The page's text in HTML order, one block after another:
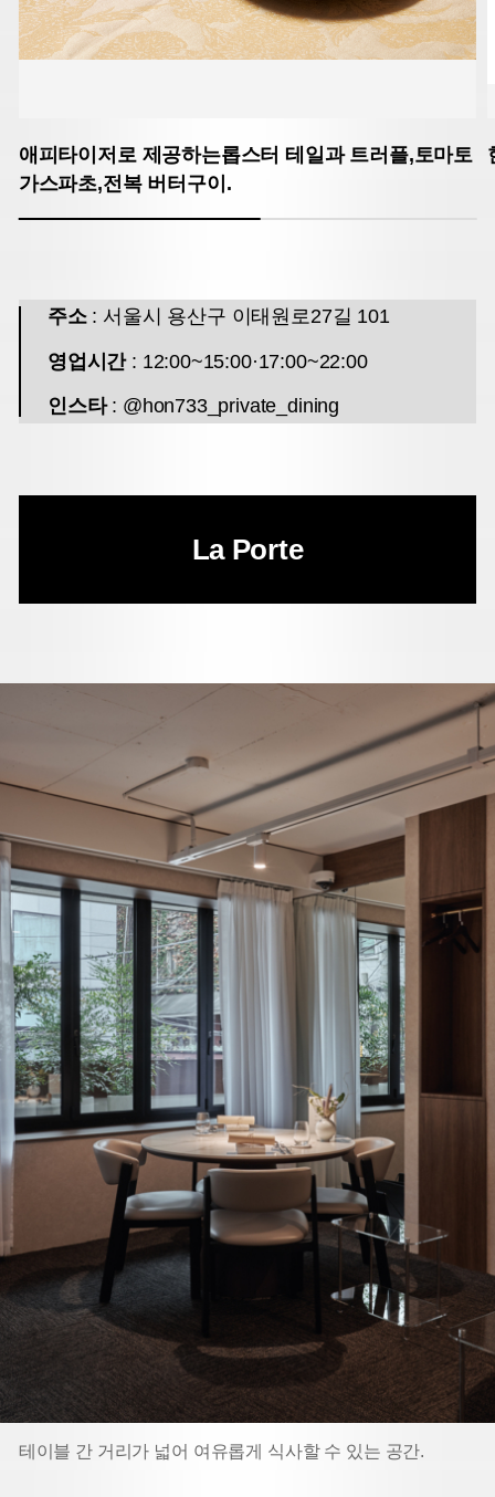
애피타이저로 제공하는롭스터 테일과 트러플,토마토
가스파초,전복 버터구이.
주소 : 서울시 용산구 이태원로27길 101
영업시간 : 12:00~15:00·17:00~22:00
인스타 : @hon733_private_dining
La Porte
테이블 간 거리가 넓어 여유롭게 식사할 수 있는 공간.